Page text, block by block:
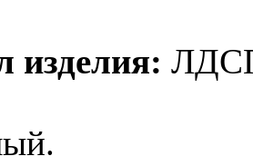
изделия: